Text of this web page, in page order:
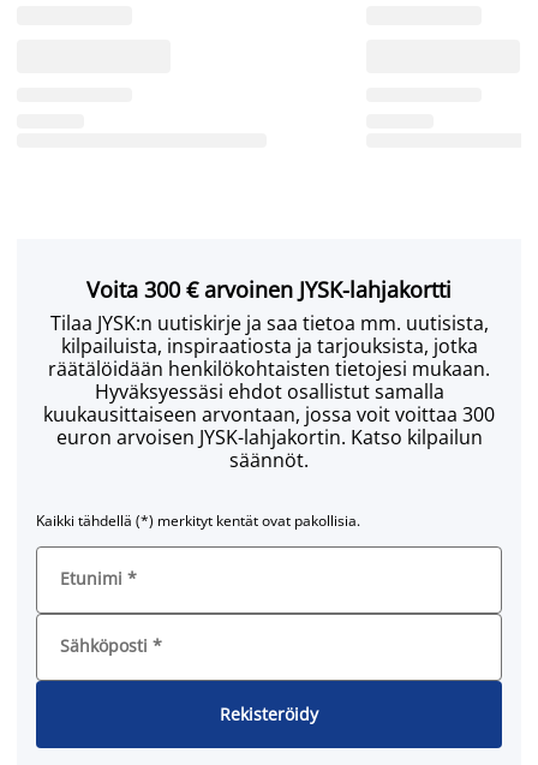
Voita 300 € arvoinen JYSK-lahjakortti
Tilaa JYSK:n uutiskirje ja saa tietoa mm. uutisista,
kilpailuista, inspiraatiosta ja tarjouksista, jotka
räätälöidään henkilökohtaisten tietojesi mukaan.
Hyväksyessäsi ehdot osallistut samalla
kuukausittaiseen arvontaan, jossa voit voittaa 300
euron arvoisen JYSK-lahjakortin. Katso kilpailun
säännöt.
Kaikki tähdellä (*) merkityt kentät ovat pakollisia.
Etunimi *
Sähköposti *
Rekisteröidy